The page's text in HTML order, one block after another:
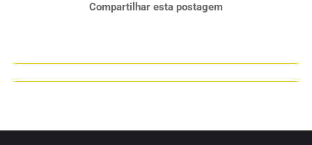
Compartilhar esta postagem
Navegação
post: